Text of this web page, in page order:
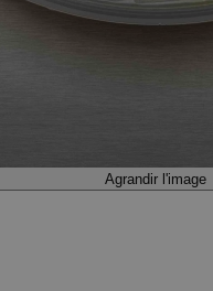
Agrandir l'image